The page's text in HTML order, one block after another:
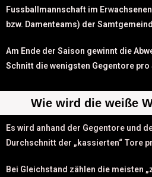
Fussballmannschaft im
bzw. Damenteams) der
Am Ende der Saison gewinnt die
Schnitt die wenigsten Gegentore pro
Wie wird die weiße
Es wird anhand der Gegentore und
Durchschnitt der „kassierten“ Tore
Bei Gleichstand zählen die meisten